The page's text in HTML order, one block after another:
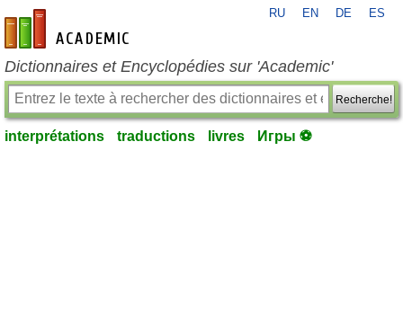
fr-academic.com
RU EN DE ES
Dictionnaires et Encyclopédies sur 'Academic'
Recherche!
interprétations traductions livres Игры ⚽